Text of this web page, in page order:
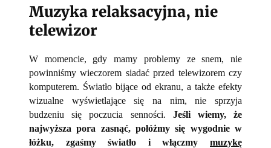
Muzyka relaksacyjna, nie
telewizor
W momencie, gdy mamy problemy ze snem, nie
powinniśmy wieczorem siadać przed telewizorem czy
komputerem. Światło bijące od ekranu, a także efekty
wizualne wyświetlające się na nim, nie sprzyja
budzeniu się poczucia senności. Jeśli wiemy, że
najwyższa pora zasnąć, połóżmy się wygodnie w
łóżku, zgaśmy światło i włączmy muzykę